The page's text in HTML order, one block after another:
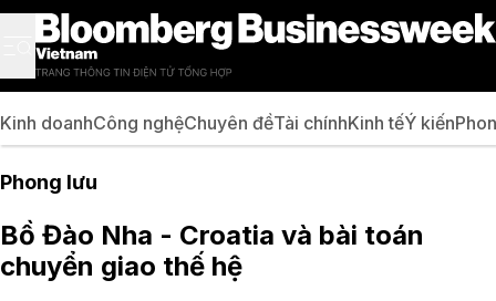
Kinh doanhCông nghệChuyên đềTài chínhKinh tếÝ kiến
Phong lưu
Bồ Đào Nha - Croatia và bài toán
chuyển giao thế hệ